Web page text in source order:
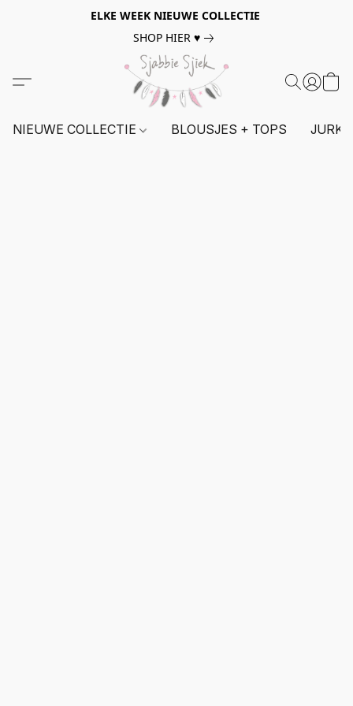
ELKE WEEK NIEUWE COLLECTIE
SHOP HIER ♥
NIEUWE COLLECTIE BLOUSJES + TOPS